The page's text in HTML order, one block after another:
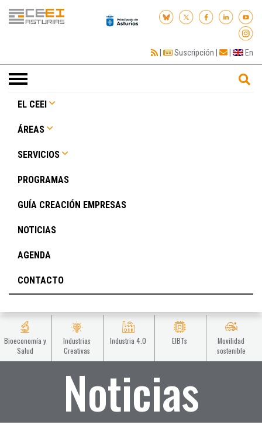
| Suscripción | | En
Toggle
navigation
EL CEEI
ÁREAS
SERVICIOS
PROGRAMAS
GUÍA CREACIÓN EMPRESAS
NOTICIAS
AGENDA
CONTACTO
Bioeconomía y
Salud
Industrias
Creativas
Industria 4.0 EIBTs
Movilidad
sostenible
Noticias